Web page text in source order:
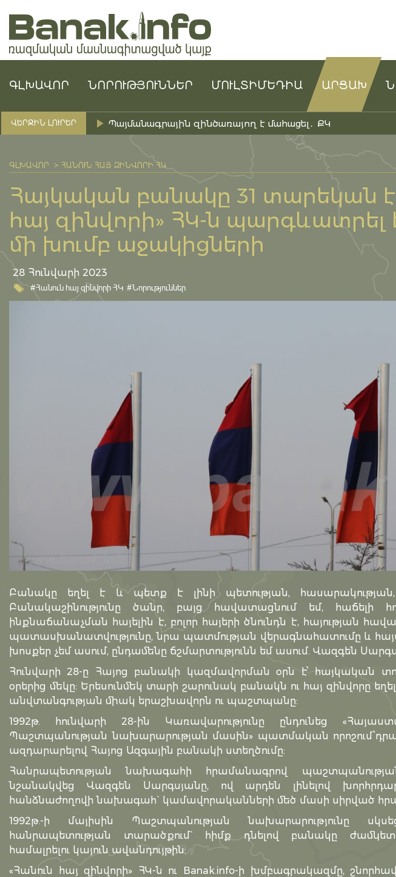
ԳԼԽԱՎՈՐ ՆՈՐՈՒԹՅՈՒՆՆԵՐ ՄՈՒԼՏԻՄԵԴԻԱ ԱՐՑԱԽ
ՎԵՐՋԻՆ ԼՈՒՐԵՐ Պայմանագրային զինծառայող է մահացել․ ՔԿ
ԳԼԽԱՎՈՐ ՀԱՆՈՒՆ ՀԱՅ ԶԻՆՎՈՐԻ ՀԿ
Հայկական բանակը 31 տարեկան
հայ զինվորի» ՀԿ-ն պարգևատրել
մի խումբ աջակիցների
28 Հունվարի 2023
#Հանուն հայ զինվորի ՀԿ #Նորություններ
Բանակը եղել է և պետք է լինի պետության, հասարակության,
Բանակաշինությունը ծանր, բայց հավատացնում եմ, հաճելի
ինքնաճանաչման հայելին է, բոլոր հայերի ծնունդն է, հայության
պատասխանատվությունը, նրա պատմության վերագնահատումը և
խոսքեր չեմ ասում, ընդամենը ճշմարտությունն եմ ասում. Վազգեն
Հունվարի 28-ը Հայոց բանակի կազմավորման օրն է՝ հայկական
օրերից մեկը: Երեսունմեկ տարի շարունակ բանակն ու հայ զինվորը եղել
անվտանգության միակ երաշխավորն ու պաշտպանը:
1992թ. հունվարի 28-ին Կառավարությունը ընդունեց
Պաշտպանության նախարարության մասին» պատմական
ազդարարելով Հայոց Ազգային բանակի ստեղծումը:
Հանրապետության նախագահի հրամանագրով
նշանակվեց Վազգեն Սարգսյանը, ով արդեն լինելով
հանձնաժողովի նախագահ` կամավորականների մեծ մասի սիրված
1992թ.-ի մայիսին Պաշտպանության նախարարությունը
հանրապետության տարածքում` հիմք դնելով բանակը
համալրելու կայուն ավանդույթին:
«Հանուն հայ զինվորի» ՀԿ-ն ու Banak.info-ի խմբագրակազմը,